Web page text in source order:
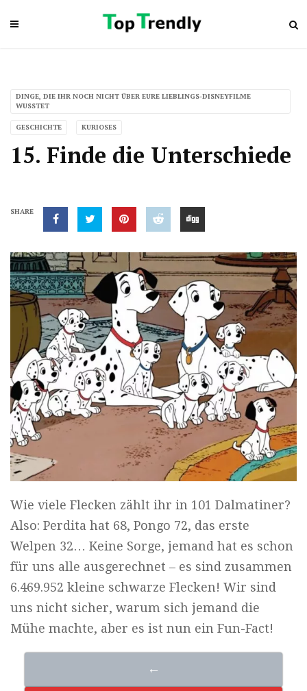
DINGE, DIE IHR NOCH NICHT ÜBER EURE LIEBLINGS-DISNEYFILME
WUSSTET
GESCHICHTE KURIOSES
15. Finde die Unterschiede
SHARE
Wie viele Flecken zählt ihr in 101 Dalmatiner?
Also: Perdita hat 68, Pongo 72, das erste
Welpen 32… Keine Sorge, jemand hat es schon
für uns alle ausgerechnet – es sind zusammen
6.469.952 kleine schwarze Flecken! Wir sind
uns nicht sicher, warum sich jemand die
Mühe machte, aber es ist nun ein Fun-Fact!
←